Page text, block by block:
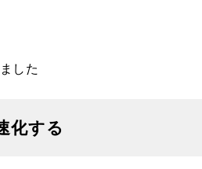
した
化する